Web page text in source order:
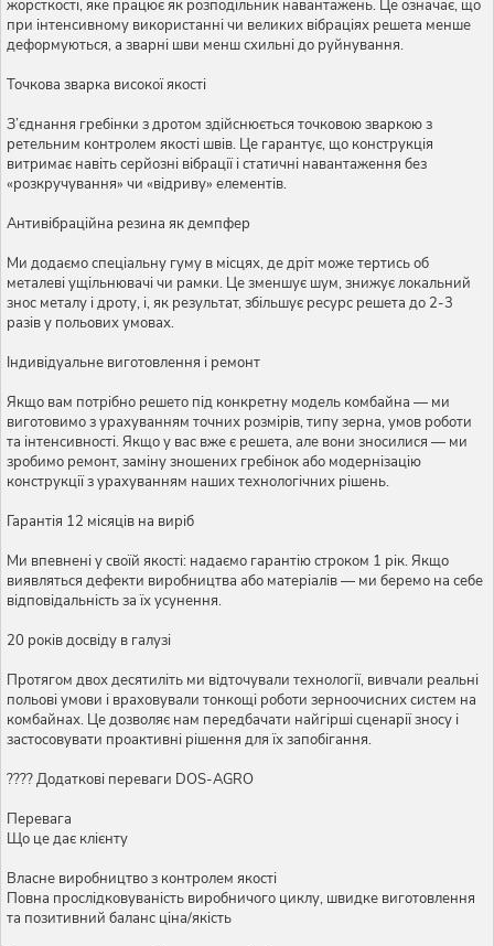
жорсткості, яке працює як розподільник навантажень. Це означає, що
при інтенсивному використанні чи великих вібраціях решета менше
деформуються, а зварні шви менш схильні до руйнування.
Точкова зварка високої якості
З’єднання гребінки з дротом здійснюється точковою зваркою з
ретельним контролем якості швів. Це гарантує, що конструкція
витримає навіть серйозні вібрації і статичні навантаження без
«розкручування» чи «відриву» елементів.
Антивібраційна резина як демпфер
Ми додаємо спеціальну гуму в місцях, де дріт може тертись об
металеві ущільнювачі чи рамки. Це зменшує шум, знижує локальний
знос металу і дроту, і, як результат, збільшує ресурс решета до 2-3
разів у польових умовах.
Індивідуальне виготовлення і ремонт
Якщо вам потрібно решето під конкретну модель комбайна — ми
виготовимо з урахуванням точних розмірів, типу зерна, умов роботи
та інтенсивності. Якщо у вас вже є решета, але вони зносилися — ми
зробимо ремонт, заміну зношених гребінок або модернізацію
конструкції з урахуванням наших технологічних рішень.
Гарантія 12 місяців на виріб
Ми впевнені у своїй якості: надаємо гарантію строком 1 рік. Якщо
виявляться дефекти виробництва або матеріалів — ми беремо на себе
відповідальність за їх усунення.
20 років досвіду в галузі
Протягом двох десятиліть ми відточували технології, вивчали реальні
польові умови і враховували тонкощі роботи зерноочисних систем на
комбайнах. Це дозволяє нам передбачати найгірші сценарії зносу і
застосовувати проактивні рішення для їх запобігання.
???? Додаткові переваги DOS-AGRO
Перевага
Що це дає клієнту
Власне виробництво з контролем якості
Повна прослідковуваність виробничого циклу, швидке виготовлення
та позитивний баланс ціна/якість